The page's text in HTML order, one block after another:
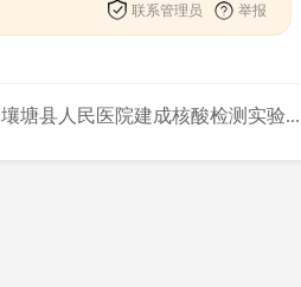
联系管理员 举报
壤塘县人民医院建成核酸检测实验...